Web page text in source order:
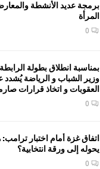
برمجة عديد الأنشطة
المرأة
0
بمناسبة انطلاق بطولة
وزير الشباب و الرياضة
العقوبات و اتخاذ قرارات
0
اتفاق غزة أمام اختبار
يحوله إلى ورقة انتخابية؟
0